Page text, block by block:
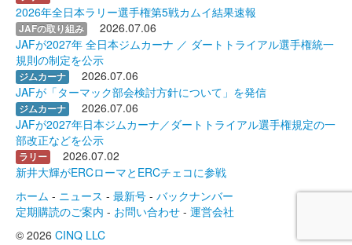
2026年全日本ラリー選手権第5戦カムイ結果速報
JAFの取り組み
2026.07.06
JAFが2027年 全日本ジムカーナ ／ ダートトライアル選手権統一
規則の制定を公示
ジムカーナ
2026.07.06
JAFが「ターマック部会検討方針について」を発信
ジムカーナ
2026.07.06
JAFが2027年日本ジムカーナ／ダートトライアル選手権規定の一
部改正などを公示
ラリー
2026.07.02
新井大輝がERCローマとERCチェコに参戦
ホーム - ニュース - 最新号 - バックナンバー
定期購読のご案内 - お問い合わせ - 運営会社
© 2026 CINQ LLC